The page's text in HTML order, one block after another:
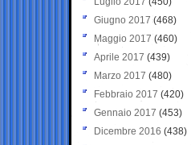
Giugno 2017 (468)
Maggio 2017 (460)
Aprile 2017 (439)
Marzo 2017 (480)
Febbraio 2017 (420)
Gennaio 2017 (453)
Dicembre 2016 (438)